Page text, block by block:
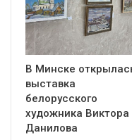
В Минске
выставка
белорусского
художника Виктора
Данилова